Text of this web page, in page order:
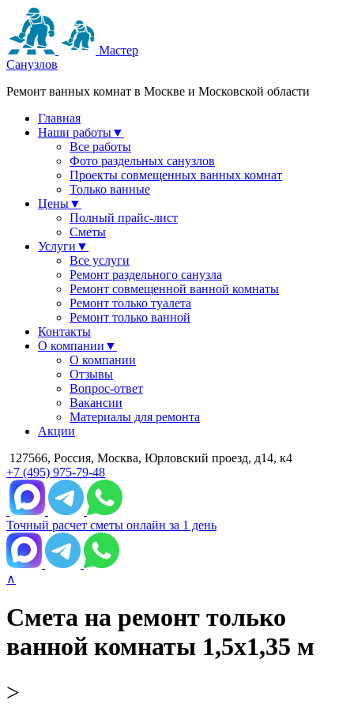
Мастер
Санузлов
Ремонт ванных комнат в Москве и Московской области
Главная
Наши работы▼
Все работы
Фото раздельных санузлов
Проекты совмещенных ванных комнат
Только ванные
Цены▼
Полный прайс-лист
Сметы
Услуги ▼
Все услуги
Ремонт раздельного санузла
Ремонт совмещенной ванной комнаты
Ремонт только туалета
Ремонт только ванной
Контакты
О компании ▼
О компании
Отзывы
Вопрос-ответ
Вакансии
Материалы для ремонта
Акции
127566, Россия, Москва, Юрловский проезд, д14, к4
+7 (495) 975-79-48
Точный расчет сметы онлайн за 1 день
∧
Смета на ремонт только
ванной комнаты 1,5х1,35 м
>